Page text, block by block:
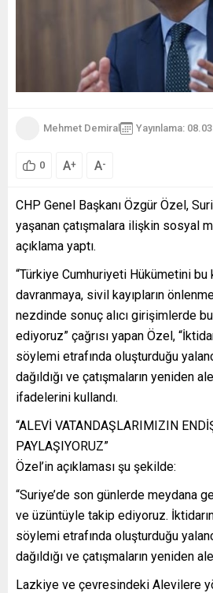
Mehmet Demiral Yayınlama:
0 A+ A-
CHP Genel Başkanı Özgür Özel,
yaşanan çatışmalara ilişkin sosyal
açıklama yaptı.
“Türkiye Cumhuriyeti Hükümetini bu
davranmaya, sivil kayıpların
nezdinde sonuç alıcı girişimlerde
ediyoruz” çağrısı yapan Özel,
söylemi etrafında oluşturduğu
dağıldığı ve çatışmaların yeniden
ifadelerini kullandı.
“ALEVİ VATANDAŞLARIMIZIN
PAYLAŞIYORUZ”
Özel’in açıklaması şu şekilde:
“Suriye’de son günlerde meydana
ve üzüntüyle takip ediyoruz.
söylemi etrafında oluşturduğu
dağıldığı ve çatışmaların yeniden
Lazkiye ve çevresindeki Alevilere